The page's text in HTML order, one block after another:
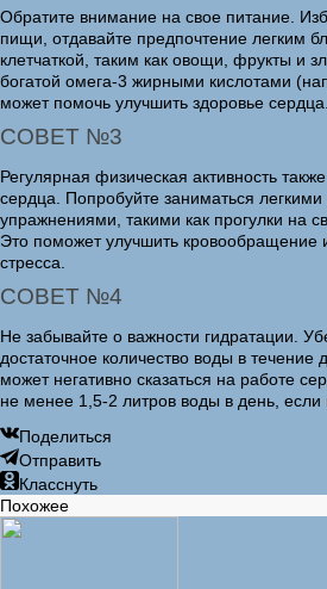
Обратите внимание на свое питание.
пищи, отдавайте предпочтение легким
клетчаткой, таким как овощи, фрукты и
богатой омега-3 жирными кислотами
может помочь улучшить здоровье сердца.
СОВЕТ №3
Регулярная физическая активность
сердца. Попробуйте заниматься
упражнениями, такими как прогулки на
Это поможет улучшить кровообращение
стресса.
СОВЕТ №4
Не забывайте о важности гидратации.
достаточное количество воды в
может негативно сказаться на работе
не менее 1,5-2 литров воды в день, если
Поделиться
Отправить
Класснуть
Похожее